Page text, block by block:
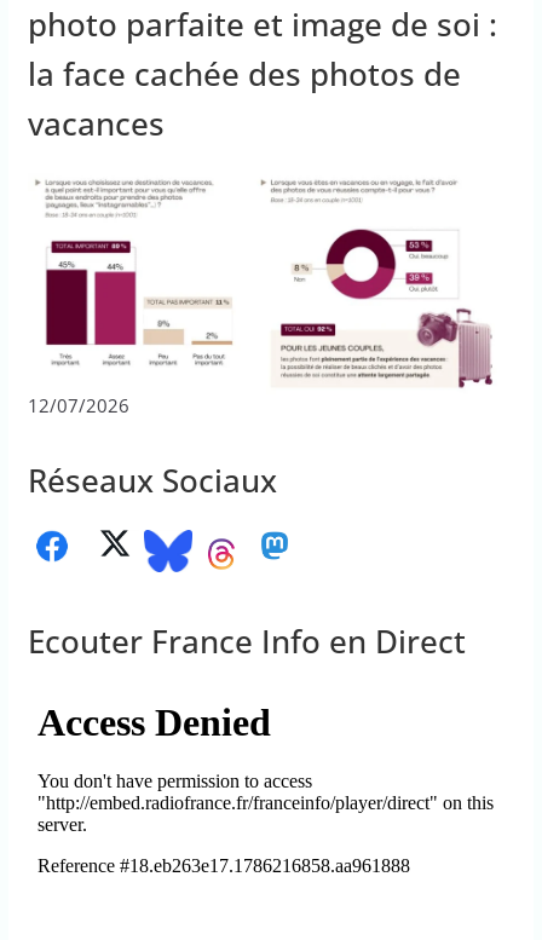
photo parfaite et image de soi :
la face cachée des photos de
vacances
12/07/2026
Réseaux Sociaux
Ecouter France Info en Direct